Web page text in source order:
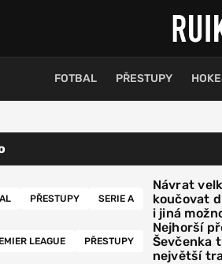
FOTBAL PŘESTUPY
PŘESTUPY SERIE A
Návrat
koučovat
i jiná
LEAGUE PŘESTUPY
Nejhorší
Ševčenka
největší